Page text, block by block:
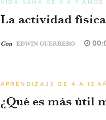
VIDA SANA DE 0 A 7 AÑOS
La actividad
Con EDWIN GUERRERO
APRENDIZAJE DE 4 A 12
¿Qué es más útil